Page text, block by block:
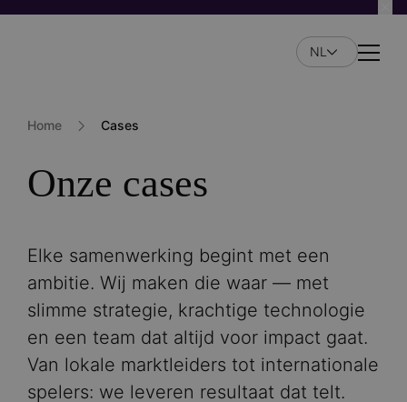
Overslaan
gaan
NL
Home Cases
Onze cases
Elke samenwerking begint met een
ambitie. Wij maken die waar — met
slimme strategie, krachtige technologie
en een team dat altijd voor impact gaat.
Van lokale marktleiders tot internationale
spelers: we leveren resultaat dat telt.